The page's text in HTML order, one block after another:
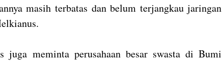
masih terbatas dan belum terjangkau jaringan
juga meminta perusahaan besar swasta di Bumi